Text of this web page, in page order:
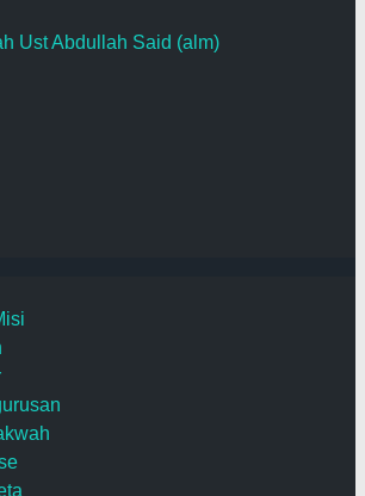
Ust Abdullah Said (alm)